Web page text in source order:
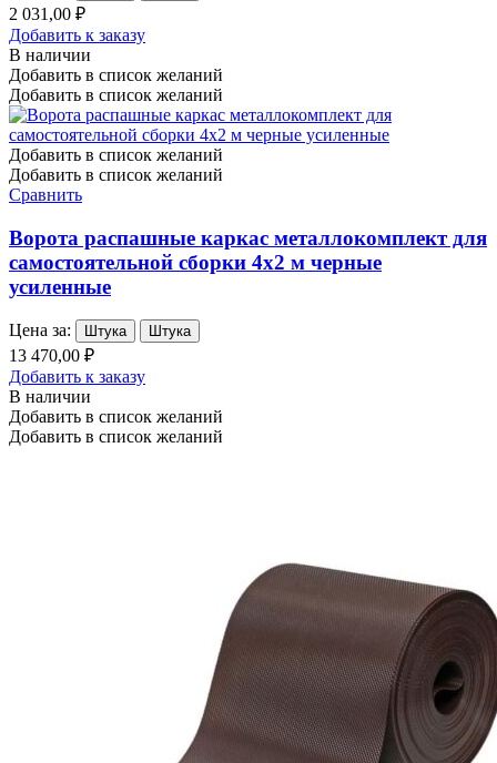
2 031,00 ₽
Добавить к заказу
В наличии
Добавить в список желаний
Добавить в список желаний
Добавить в список желаний
Добавить в список желаний
Сравнить
Ворота распашные каркас металлокомплект для
самостоятельной сборки 4х2 м черные
усиленные
Цена за: Штука Штука
13 470,00 ₽
Добавить к заказу
В наличии
Добавить в список желаний
Добавить в список желаний